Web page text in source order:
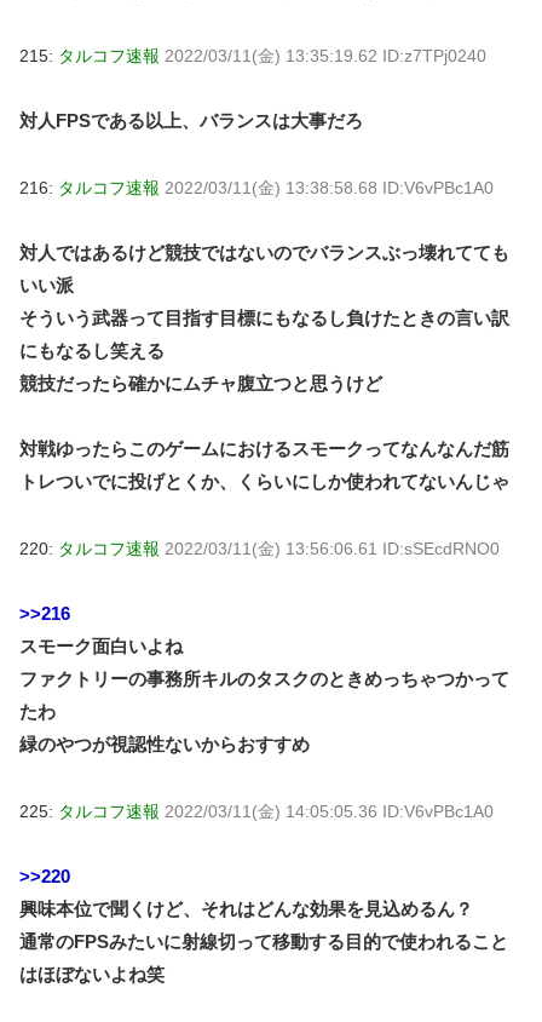
215: タルコフ速報 2022/03/11(金) 13:35:19.62 ID:z7TPj0240
対人FPSである以上、バランスは大事だろ
216: タルコフ速報 2022/03/11(金) 13:38:58.68 ID:V6vPBc1A0
対人ではあるけど競技ではないのでバランスぶっ壊れてても
いい派
そういう武器って目指す目標にもなるし負けたときの言い訳
にもなるし笑える
競技だったら確かにムチャ腹立つと思うけど
対戦ゆったらこのゲームにおけるスモークってなんなんだ筋
トレついでに投げとくか、くらいにしか使われてないんじゃ
220: タルコフ速報 2022/03/11(金) 13:56:06.61 ID:sSEcdRNO0
>>216
スモーク面白いよね
ファクトリーの事務所キルのタスクのときめっちゃつかって
たわ
緑のやつが視認性ないからおすすめ
225: タルコフ速報 2022/03/11(金) 14:05:05.36 ID:V6vPBc1A0
>>220
興味本位で聞くけど、それはどんな効果を見込めるん？
通常のFPSみたいに射線切って移動する目的で使われること
はほぼないよね笑